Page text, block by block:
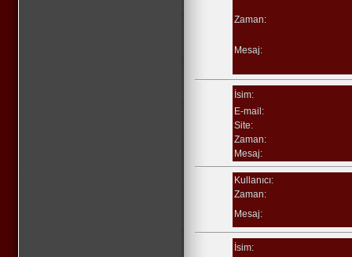
Zaman:
Mesaj:
İsim:
E-mail:
Site:
Zaman:
Mesaj:
Kullanıcı:
Zaman:
Mesaj:
İsim: